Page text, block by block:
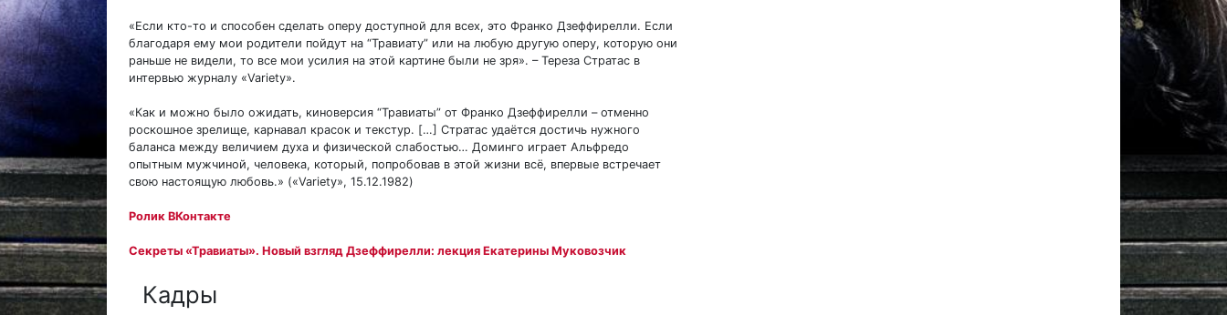
«Если кто-то и способен сделать оперу доступной для всех, это Франко Дзеффирелли. Если
благодаря ему мои родители пойдут на “Травиату” или на любую другую оперу, которую они
раньше не видели, то все мои усилия на этой картине были не зря». – Тереза Стратас в
интервью журналу «Variety».
«Как и можно было ожидать, киноверсия “Травиаты” от Франко Дзеффирелли – отменно
роскошное зрелище, карнавал красок и текстур. […] Стратас удаётся достичь нужного
баланса между величием духа и физической слабостью… Доминго играет Альфредо
опытным мужчиной, человека, который, попробовав в этой жизни всё, впервые встречает
свою настоящую любовь.» («Variety», 15.12.1982)
Ролик ВКонтакте
Секреты «Травиаты». Новый взгляд Дзеффирелли: лекция Екатерины Муковозчик
Кадры